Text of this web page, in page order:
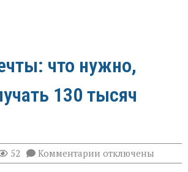
что нужно,
130 тысяч
52 Комментарии к
записи
отключены